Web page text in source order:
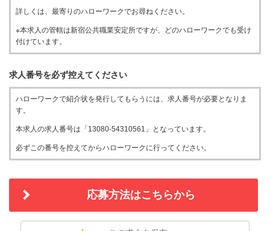
詳しくは、最寄りのハローワークでお尋ねください。
※本求人の管轄は新宿公共職業安定所ですが、どのハローワークでも受け
付けています。
求人番号を必ず控えてください
ハローワークで紹介状を発行してもらうには、求人番号が必要となりま
す。
本求人の求人番号は「13080-54310561」となっています。
必ずこの番号を控えてからハローワークに行ってください。
応募方法はこちらから